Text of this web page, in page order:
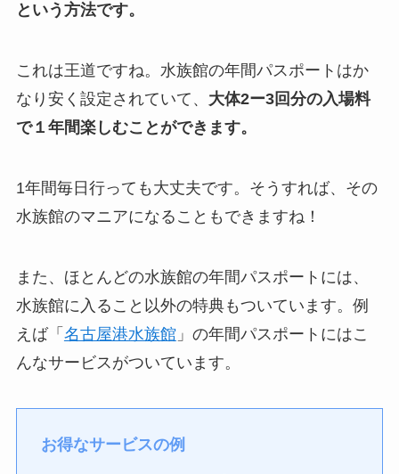
という方法です。
これは王道ですね。水族館の年間パスポートはか
なり安く設定されていて、 大体2ー3回分の入場料
で１年間楽しむことができます。
1年間毎日行っても大丈夫です。そうすれば、その
水族館のマニアになることもできますね！
また、ほとんどの水族館の年間パスポートには、
水族館に入ること以外の特典もついています。例
えば「 名古屋港水族館」の年間パスポートにはこ
んなサービスがついています。
お得なサービスの例